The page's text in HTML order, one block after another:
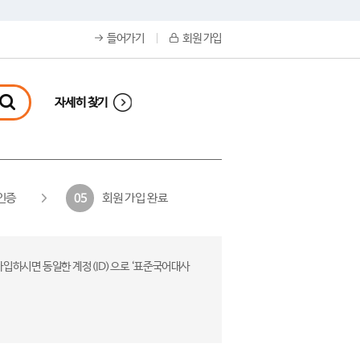
들어가기 회원 가입
자세히 찾기
증 05 회원 가입 완료
하시면 동일한 계정(ID)으로 ‘표준국어대사